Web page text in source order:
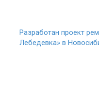
Разработан проект
Лебедевка» в